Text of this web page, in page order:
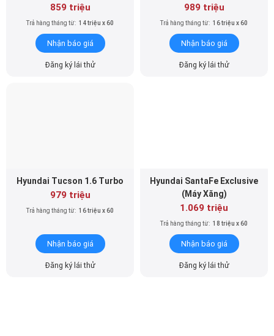
859 triệu
Trả hàng tháng từ: 14 triệu x 60
Nhận báo giá
Đăng ký lái thử
989 triệu
Trả hàng tháng từ: 16 triệu x 60
Nhận báo giá
Đăng ký lái thử
Hyundai Tucson 1.6 Turbo
979 triệu
Trả hàng tháng từ: 16 triệu x 60
Nhận báo giá
Đăng ký lái thử
Hyundai SantaFe Exclusive
(Máy Xăng)
1.069 triệu
Trả hàng tháng từ: 18 triệu x 60
Nhận báo giá
Đăng ký lái thử